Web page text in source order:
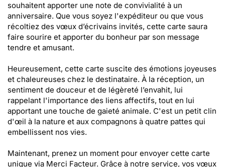
souhaitent apporter une note de convivialité à un
anniversaire. Que vous soyez l'expéditeur ou que vous
récoltiez des vœux d’écrivains invités, cette carte saura
faire sourire et apporter du bonheur par son message
tendre et amusant.
Heureusement, cette carte suscite des émotions joyeuses
et chaleureuses chez le destinataire. À la réception, un
sentiment de douceur et de légèreté l’envahit, lui
rappelant l'importance des liens affectifs, tout en lui
apportant une touche de gaieté animale. C'est un petit clin
d'œil à la nature et aux compagnons à quatre pattes qui
embellissent nos vies.
Maintenant, prenez un moment pour envoyer cette carte
unique via Merci Facteur. Grâce à notre service, vos vœux